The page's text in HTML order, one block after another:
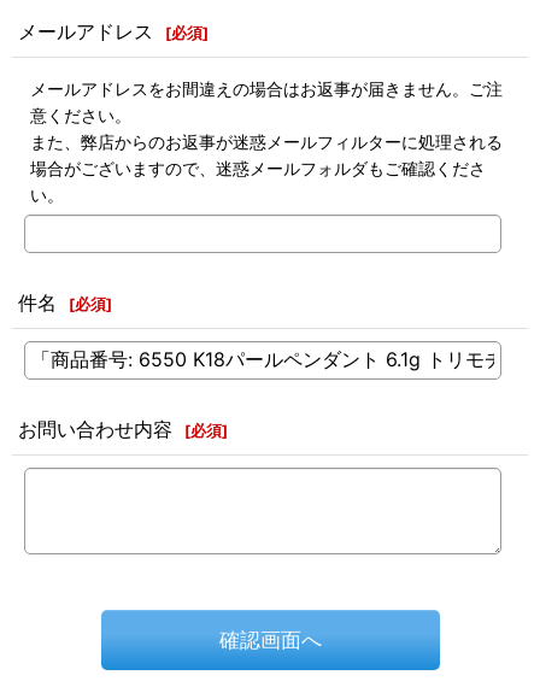
メールアドレス [必須]
メールアドレスをお間違えの場合はお返事が届きません。ご注
意ください。
また、弊店からのお返事が迷惑メールフィルターに処理される
場合がございますので、迷惑メールフォルダもご確認くださ
い。
件名 [必須]
お問い合わせ内容 [必須]
確認画面へ